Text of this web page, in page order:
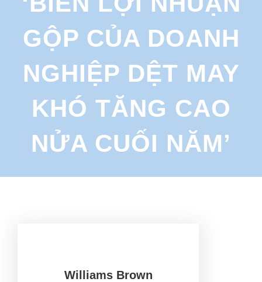
h
GỘP CỦA DOANH
NGHIỆP DỆT MAY
KHÓ TĂNG CAO
NỬA CUỐI NĂM’
Williams Brown